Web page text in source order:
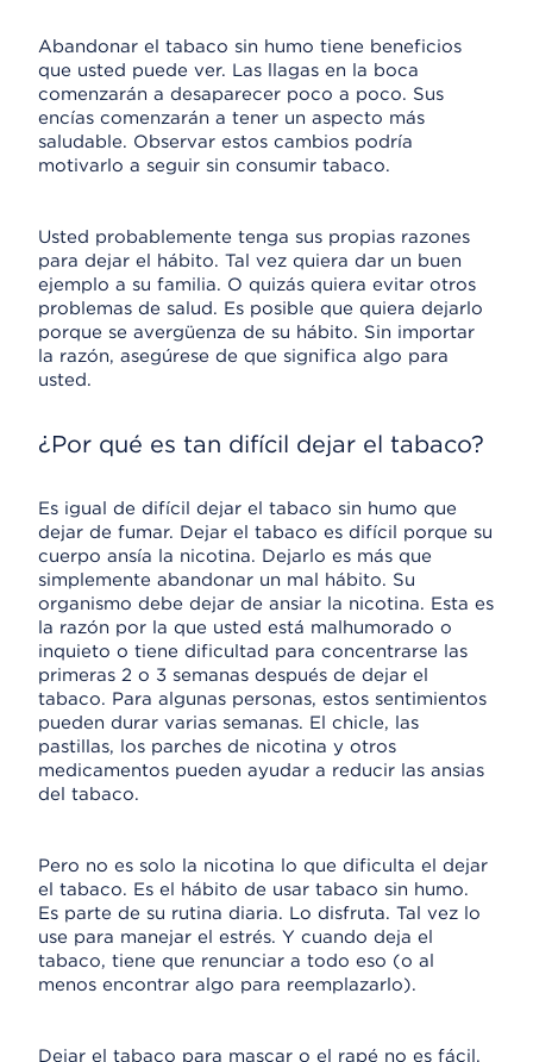
Abandonar el tabaco sin humo tiene beneficios
que usted puede ver. Las llagas en la boca
comenzarán a desaparecer poco a poco. Sus
encías comenzarán a tener un aspecto más
saludable. Observar estos cambios podría
motivarlo a seguir sin consumir tabaco.
Usted probablemente tenga sus propias razones
para dejar el hábito. Tal vez quiera dar un buen
ejemplo a su familia. O quizás quiera evitar otros
problemas de salud. Es posible que quiera dejarlo
porque se avergüenza de su hábito. Sin importar
la razón, asegúrese de que significa algo para
usted.
¿Por qué es tan difícil dejar el tabaco?
Es igual de difícil dejar el tabaco sin humo que
dejar de fumar. Dejar el tabaco es difícil porque su
cuerpo ansía la nicotina. Dejarlo es más que
simplemente abandonar un mal hábito. Su
organismo debe dejar de ansiar la nicotina. Esta es
la razón por la que usted está malhumorado o
inquieto o tiene dificultad para concentrarse las
primeras 2 o 3 semanas después de dejar el
tabaco. Para algunas personas, estos sentimientos
pueden durar varias semanas. El chicle, las
pastillas, los parches de nicotina y otros
medicamentos pueden ayudar a reducir las ansias
del tabaco.
Pero no es solo la nicotina lo que dificulta el dejar
el tabaco. Es el hábito de usar tabaco sin humo.
Es parte de su rutina diaria. Lo disfruta. Tal vez lo
use para manejar el estrés. Y cuando deja el
tabaco, tiene que renunciar a todo eso (o al
menos encontrar algo para reemplazarlo).
Dejar el tabaco para mascar o el rapé no es fácil,